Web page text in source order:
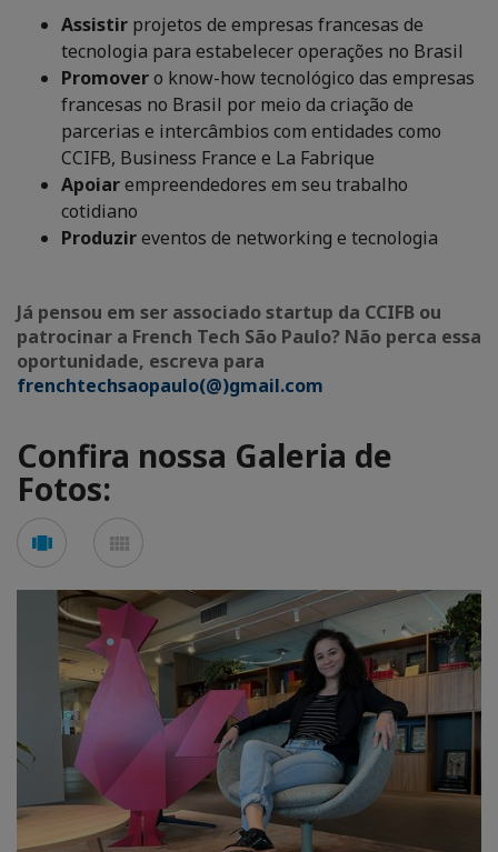
Assistir projetos de empresas francesas de
tecnologia para estabelecer operações no Brasil
Promovero know-how tecnológico das empresas
francesas no Brasil por meio da criação de
parcerias e intercâmbios com entidades como
CCIFB, Business France e La Fabrique
Apoiarempreendedores em seu trabalho
cotidiano
Produzireventos de networking e tecnologia
Já pensou em ser associado startup da CCIFB ou
patrocinar a French Tech São Paulo? Não perca essa
oportunidade, escreva para
frenchtechsaopaulo(@)gmail.com
Confira nossa Galeria de
Fotos:
carousel mosaic